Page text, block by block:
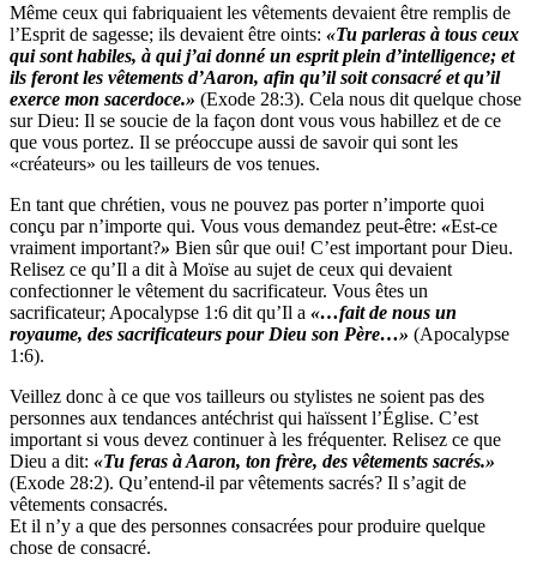
Même ceux qui fabriquaient les vêtements devaient être remplis de
l’Esprit de sagesse; ils devaient être oints: «Tu parleras à tous ceux
qui sont habiles, à qui j’ai donné un esprit plein d’intelligence; et
ils feront les vêtements d’Aaron, afin qu’il soit consacré et qu’il
exerce mon sacerdoce.» (Exode 28:3). Cela nous dit quelque chose
sur Dieu: Il se soucie de la façon dont vous vous habillez et de ce
que vous portez. Il se préoccupe aussi de savoir qui sont les
«créateurs» ou les tailleurs de vos tenues.
En tant que chrétien, vous ne pouvez pas porter n’importe quoi
conçu par n’importe qui. Vous vous demandez peut-être: «Est-ce
vraiment important?» Bien sûr que oui! C’est important pour Dieu.
Relisez ce qu’Il a dit à Moïse au sujet de ceux qui devaient
confectionner le vêtement du sacrificateur. Vous êtes un
sacrificateur; Apocalypse 1:6 dit qu’Il a «…fait de nous un
royaume, des sacrificateurs pour Dieu son Père…» (Apocalypse
1:6).
Veillez donc à ce que vos tailleurs ou stylistes ne soient pas des
personnes aux tendances antéchrist qui haïssent l’Église. C’est
important si vous devez continuer à les fréquenter. Relisez ce que
Dieu a dit: «Tu feras à Aaron, ton frère, des vêtements sacrés.»
(Exode 28:2). Qu’entend-il par vêtements sacrés? Il s’agit de
vêtements consacrés.
Et il n’y a que des personnes consacrées pour produire quelque
chose de consacré.